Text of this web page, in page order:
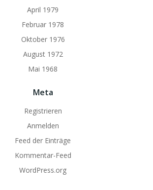
April 1979
Februar 1978
Oktober 1976
August 1972
Mai 1968
Meta
Registrieren
Anmelden
Feed der Einträge
Kommentar-Feed
WordPress.org